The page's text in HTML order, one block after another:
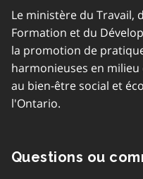
Le ministère du Travail,
Formation et du
la promotion de
harmonieuses en
au bien-être social et
l'Ontario.
Questions ou